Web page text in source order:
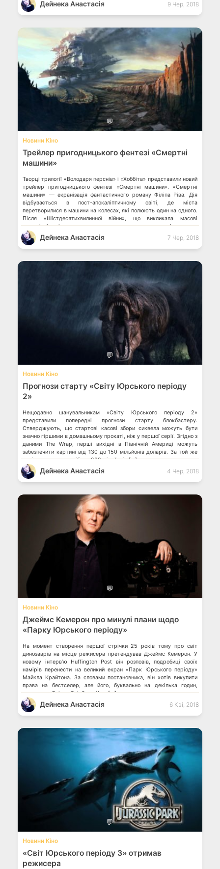
Дейнека Анастасiя 9 Чер, 2018
💬
Новини Кіно
Трейлер пригодницького фентезі «Смертні
машини»
Творці трилогії «Володаря перснів» і «Хоббіта» представили новий
трейлер пригодницького фентезі «Смертні машини». «Смертні
машини» — екранізація фантастичного роману Філіпа Ріва. Дія
відбувається в пост-апокаліптичному світі, де міста
перетворилися в машини на колесах, які полюють один на одного.
Після «Шістдесятихвилинної війни», що викликала масові
геологічні зміни, людству довелося пристосуватися і жити за
новими правилами. Відтепер […]
Дейнека Анастасiя 7 Чер, 2018
💬
Новини Кіно
Прогнози старту «Світу Юрського періоду
2»
Нещодавно шанувальникам «Світу Юрського періоду 2»
представили попередні прогнози старту блокбастеру.
Стверджують, що стартові касові збори сиквела можуть бути
значно гіршими в домашньому прокаті, ніж у першої серії. Згідно з
даними The Wrap, перші вихідні в Північній Америці можуть
забезпечити картині від 130 до 150 мільйонів доларів. За той же
період попередник зібрав 208 мільйонів […]
Дейнека Анастасiя 4 Чер, 2018
💬
Новини Кіно
Джеймс Кемерон про минулі плани щодо
«Парку Юрського періоду»
На момент створення першої стрічки 25 років тому про світ
динозаврів на місце режисера претендував Джеймс Кемерон. У
новому інтерв’ю Huffington Post він розповів, подробиці своїх
намірів перенести на великий екран «Парк Юрського періоду»
Майкла Крайтона. За словами постановника, він хотів викупити
права на бестселер, але його, буквально на декілька годин,
випередив Стівен Спілберг. Уже […]
Дейнека Анастасiя 6 Кві, 2018
💬
Новини Кіно
«Світ Юрського періоду 3» отримав
режисера